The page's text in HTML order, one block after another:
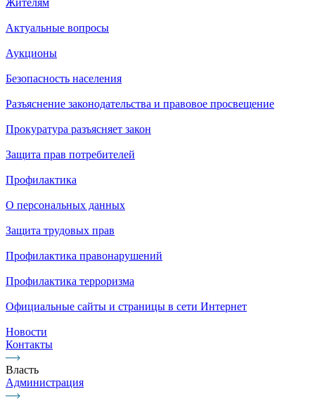
Жителям
Актуальные вопросы
Аукционы
Безопасность населения
Разъяснение законодательства и правовое просвещение
Прокуратура разъясняет закон
Защита прав потребителей
Профилактика
О персональных данных
Защита трудовых прав
Профилактика правонарушений
Профилактика терроризма
Официальные сайты и страницы в сети Интернет
Новости
Контакты
Власть
Администрация